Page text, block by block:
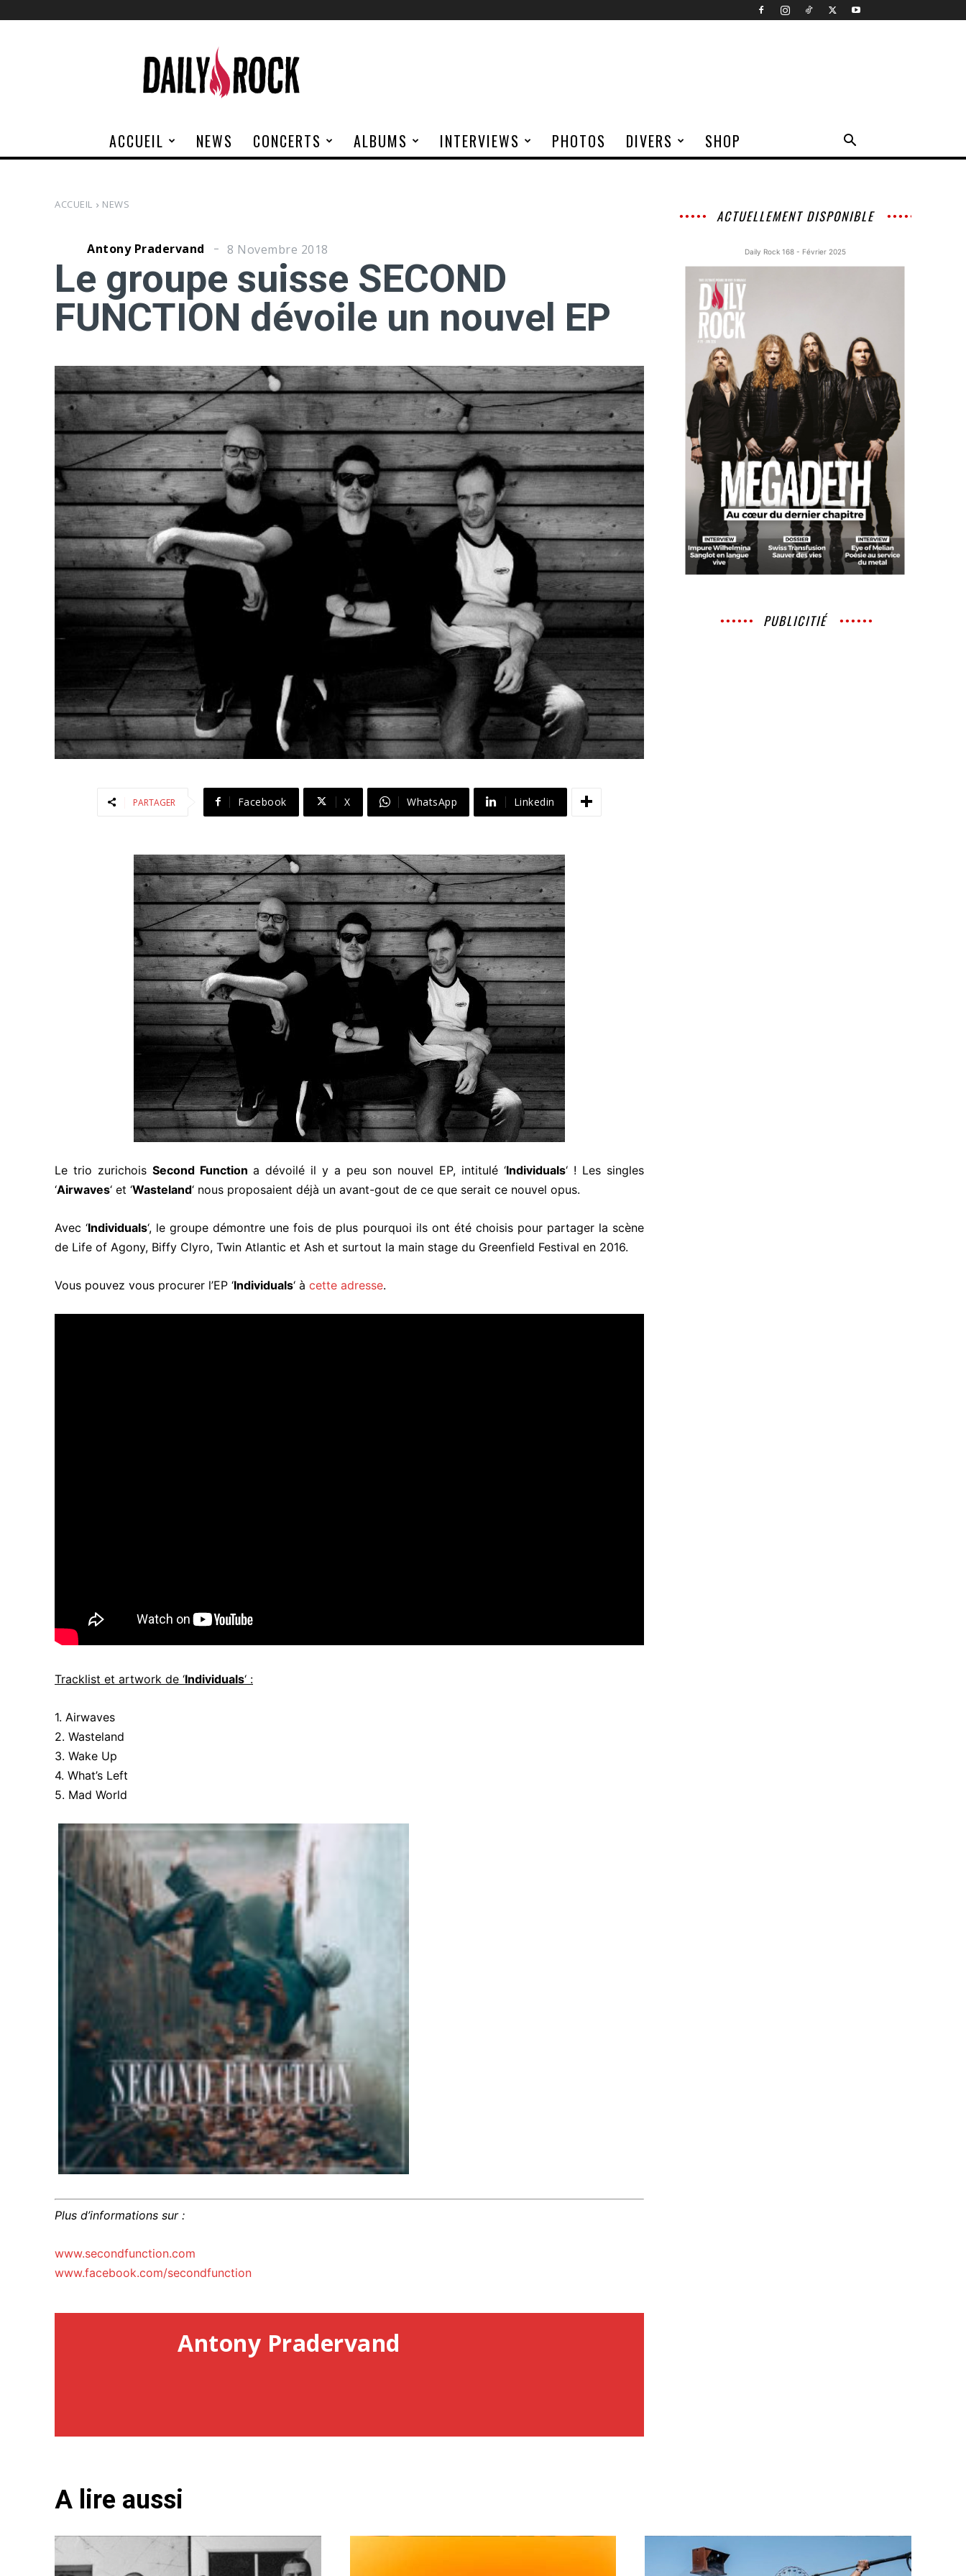
Rock
ACCUEIL NEWS CONCERTS ALBUMS INTERVIEWS PHOTOS DIVERS SHOP
ACCUEIL NEWS
Antony Pradervand 8 Novembre 2018
Le groupe suisse SECOND
FUNCTION dévoile un nouvel EP
PARTAGER Facebook X WhatsApp Linkedin
Le trio zurichois Second Function a dévoilé il y a peu son nouvel EP, intitulé ‘Individuals‘ ! Les singles
‘Airwaves‘ et ‘Wasteland‘ nous proposaient déjà un avant-gout de ce que serait ce nouvel opus.
Avec ‘Individuals‘, le groupe démontre une fois de plus pourquoi ils ont été choisis pour partager la scène
de Life of Agony, Biffy Clyro, Twin Atlantic et Ash et surtout la main stage du Greenfield Festival en 2016.
Vous pouvez vous procurer l’EP ‘Individuals‘ à cette adresse.
Tracklist et artwork de ‘Individuals‘ :
1. Airwaves
2. Wasteland
3. Wake Up
4. What’s Left
5. Mad World
Plus d’informations sur :
www.secondfunction.com
www.facebook.com/secondfunction
Antony Pradervand
ACTUELLEMENT DISPONIBLE
Daily Rock 168 - Février 2025
PUBLICITIÉ
A lire aussi